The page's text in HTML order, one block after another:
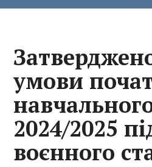
умови
2024/2025
воєнного